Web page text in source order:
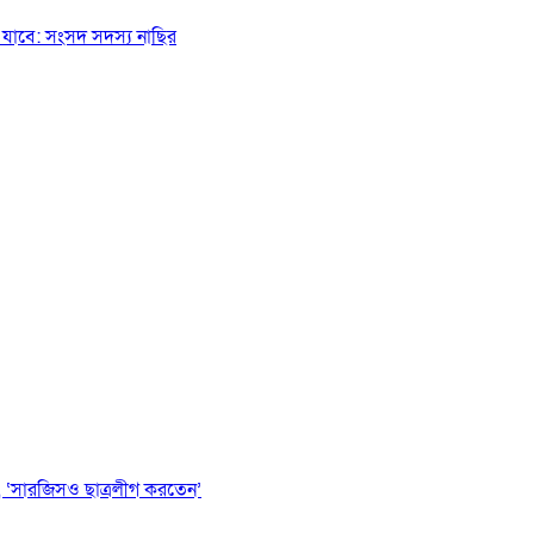
সংসদ সদস্য নাছির
ছাত্রলীগ করতেন’